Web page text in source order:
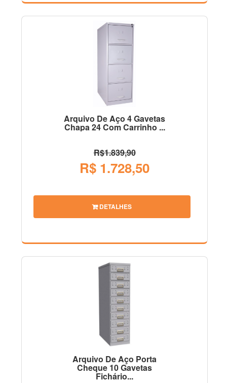
Arquivo De Aço 4 Gavetas
Chapa 24 Com Carrinho ...
R$1.839,90
R$ 1.728,50
DETALHES
Arquivo De Aço Porta
Cheque 10 Gavetas
Fichário...